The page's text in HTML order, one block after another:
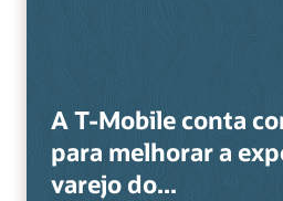
A T-Mobile conta
para melhorar a
varejo do...